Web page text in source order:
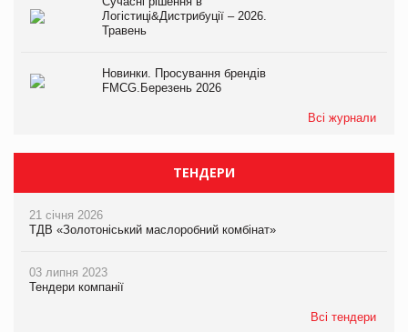
Логістиці&Дистрибуції – 2026.
Травень
Новинки. Просування брендів
FMCG.Березень 2026
Всі журнали
ТЕНДЕРИ
21 січня 2026
ТДВ «Золотоніський маслоробний комбінат»
03 липня 2023
Тендери компанії
Всі тендери